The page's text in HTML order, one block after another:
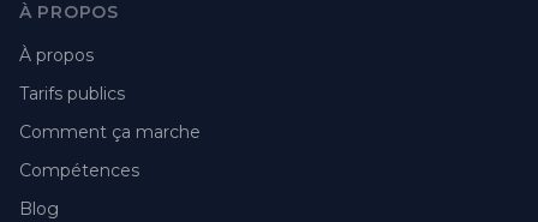
À PROPOS
À propos
Tarifs publics
Comment ça marche
Compétences
Blog